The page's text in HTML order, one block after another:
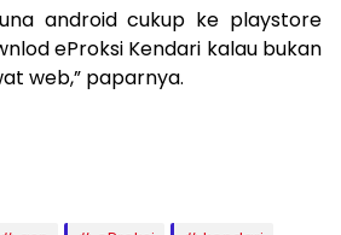
android cukup ke playstore
eProksi Kendari kalau bukan
web,” paparnya.